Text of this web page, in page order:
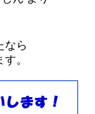
なら
。